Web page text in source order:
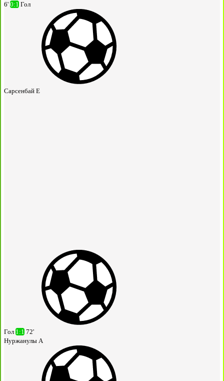
6' 0:1 Гол
Сарсенбай Е
Гол 1:1 72'
Нуржанулы А